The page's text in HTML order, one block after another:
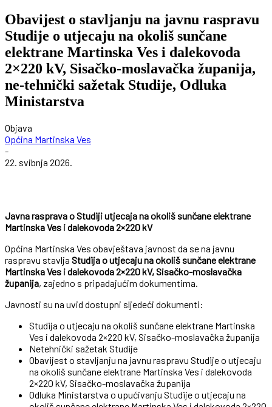
Obavijest o stavljanju na javnu raspravu
Studije o utjecaju na okoliš sunčane
elektrane Martinska Ves i dalekovoda
2×220 kV, Sisačko-moslavačka županija,
ne-tehnički sažetak Studije, Odluka
Ministarstva
Objava
Općina Martinska Ves
-
22. svibnja 2026.
Javna rasprava o Studiji utjecaja na okoliš sunčane elektrane
Martinska Ves i dalekovoda 2×220 kV
Općina Martinska Ves obavještava javnost da se na javnu
raspravu stavlja Studija o utjecaju na okoliš sunčane elektrane
Martinska Ves i dalekovoda 2×220 kV, Sisačko-moslavačka
županija, zajedno s pripadajućim dokumentima.
Javnosti su na uvid dostupni sljedeći dokumenti:
Studija o utjecaju na okoliš sunčane elektrane Martinska
Ves i dalekovoda 2×220 kV, Sisačko-moslavačka županija
Netehnički sažetak Studije
Obavijest o stavljanju na javnu raspravu Studije o utjecaju
na okoliš sunčane elektrane Martinska Ves i dalekovoda
2×220 kV, Sisačko-moslavačka županija
Odluka Ministarstva o upućivanju Studije o utjecaju na